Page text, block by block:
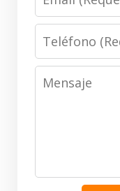
(Requerido)
Teléfono
(Requerido)
Mensaje